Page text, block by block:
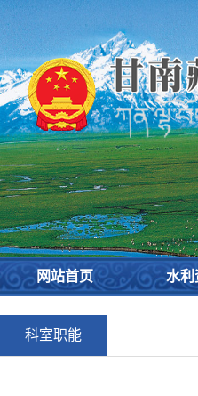
网站首页 水利
科室职能